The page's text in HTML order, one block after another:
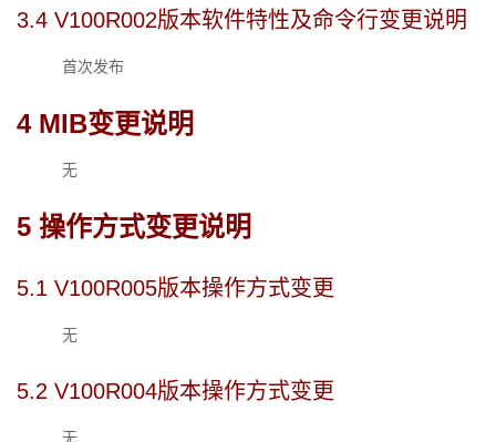
3.4 V100R002版本软件特性及命令行变更说明
首次发布
4 MIB变更说明
无
5 操作方式变更说明
5.1 V100R005版本操作方式变更
无
5.2 V100R004版本操作方式变更
无